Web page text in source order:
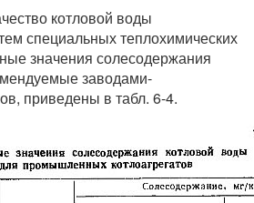
котловой воды
специальных теплохимических
значения солесодержания
заводами-
приведены в табл. 6-4.